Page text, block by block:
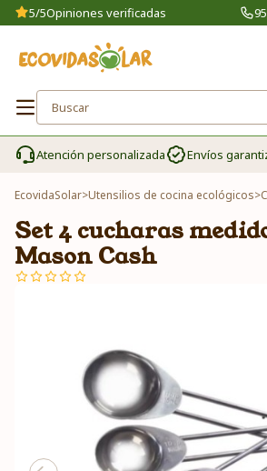
5/5Opiniones verificadas
Atención personalizada Envíos
EcovidaSolar>Utensilios de cocina ecológicos>
Set 4 cucharas
Mason Cash